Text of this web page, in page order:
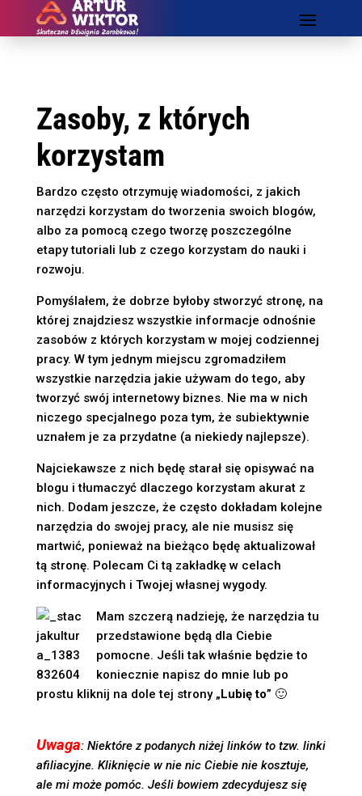
Zasoby, z których
korzystam
Bardzo często otrzymuję wiadomości, z jakich
narzędzi korzystam do tworzenia swoich blogów,
albo za pomocą czego tworzę poszczególne
etapy tutoriali lub z czego korzystam do nauki i
rozwoju.
Pomyślałem, że dobrze byłoby stworzyć stronę, na
której znajdziesz wszystkie informacje odnośnie
zasobów z których korzystam w mojej codziennej
pracy. W tym jednym miejscu zgromadziłem
wszystkie narzędzia jakie używam do tego, aby
tworzyć swój internetowy biznes. Nie ma w nich
niczego specjalnego poza tym, że subiektywnie
uznałem je za przydatne (a niekiedy najlepsze).
Najciekawsze z nich będę starał się opisywać na
blogu i tłumaczyć dlaczego korzystam akurat z
nich. Dodam jeszcze, że często dokładam kolejne
narzędzia do swojej pracy, ale nie musisz się
martwić, ponieważ na bieżąco będę aktualizował
tą stronę. Polecam Ci tą zakładkę w celach
informacyjnych i Twojej własnej wygody.
Mam szczerą nadzieję, że narzędzia tu
przedstawione będą dla Ciebie
pomocne. Jeśli tak właśnie będzie to
koniecznie napisz do mnie lub po
prostu kliknij na dole tej strony „Lubię to” 🙂
Uwaga: Niektóre z podanych niżej linków to tzw. linki
afiliacyjne. Kliknięcie w nie nic Ciebie nie kosztuje,
ale mi może pomóc. Jeśli bowiem zdecydujesz się